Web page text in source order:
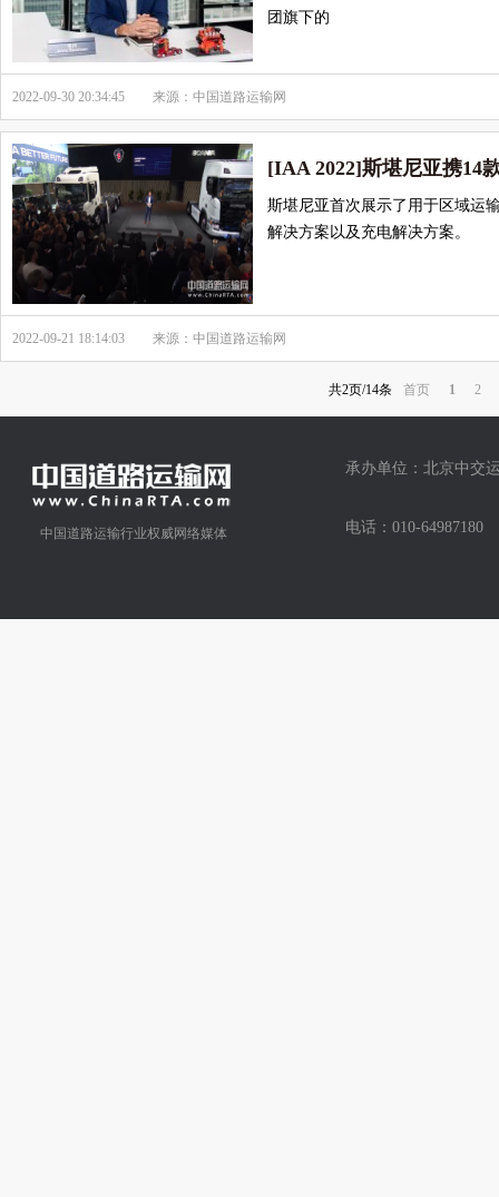
团旗下的
2022-09-30 20:34:45 来源：中国道路运输网
[IAA 2022]斯堪尼亚携14
斯堪尼亚首次展示了用于区域运
解决方案以及充电解决方案。
2022-09-21 18:14:03 来源：中国道路运输网
共2页/14条 首页 1 2
中国道路运输行业权威网络媒体
承办单位：北京中交
电话：010-